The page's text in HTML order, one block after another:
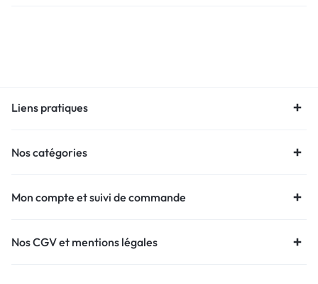
Liens pratiques
Nos catégories
Mon compte et suivi de commande
Nos CGV et mentions légales